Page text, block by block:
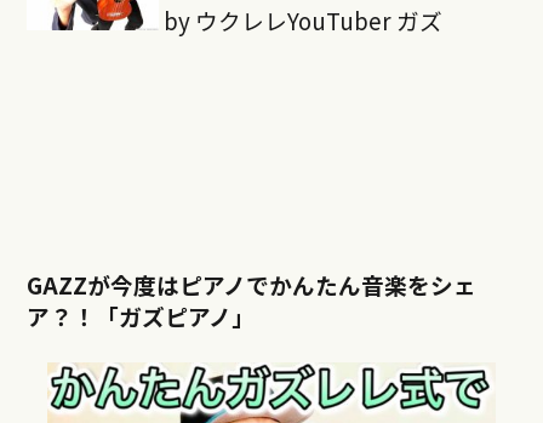
by ウクレレYouTuber ガズ
GAZZが今度はピアノでかんたん音楽をシェ
ア？！「ガズピアノ」